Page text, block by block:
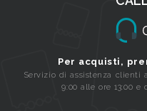
Per acquisti,
Servizio di assistenza
9:00 alle ore 13:00 e